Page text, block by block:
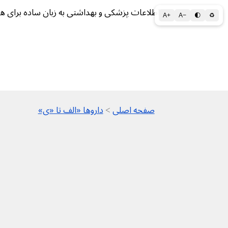
A+ A− 🌓 ♻ اطلاعات پزشکی و بهداشتی به زبان ساده برای
صفحه اصلی>داروها «الف تا «ی»